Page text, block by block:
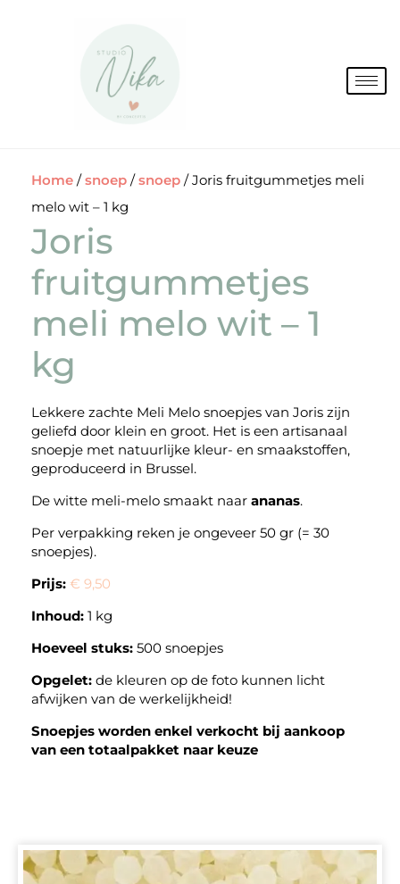
Home /snoep /snoep / Joris fruitgummetjes meli
melo wit – 1 kg
Joris
fruitgummetjes
meli melo wit – 1
kg
Lekkere zachte Meli Melo snoepjes van Joris zijn
geliefd door klein en groot. Het is een artisanaal
snoepje met natuurlijke kleur- en smaakstoffen,
geproduceerd in Brussel.
De witte meli-melo smaakt naar ananas.
Per verpakking reken je ongeveer 50 gr (= 30
snoepjes).
Prijs: € 9,50
Inhoud: 1 kg
Hoeveel stuks: 500 snoepjes
Opgelet: de kleuren op de foto kunnen licht
afwijken van de werkelijkheid!
Snoepjes worden enkel verkocht bij aankoop
van een totaalpakket naar keuze